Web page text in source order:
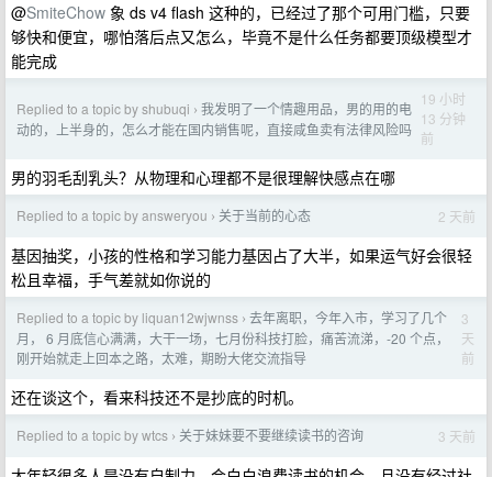
@SmiteChow 象 ds v4 flash 这种的，已经过了那个可用门槛，只要
够快和便宜，哪怕落后点又怎么，毕竟不是什么任务都要顶级模型才
能完成
Replied to a topic by shubuqi › 我发明了一个情趣用品，男的用的电
动的，上半身的，怎么才能在国内销售呢，直接咸鱼卖有法律风险吗
19 小时
13 分钟
前
男的羽毛刮乳头？从物理和心理都不是很理解快感点在哪
Replied to a topic by answeryou › 关于当前的心态 2 天前
基因抽奖，小孩的性格和学习能力基因占了大半，如果运气好会很轻
松且幸福，手气差就如你说的
Replied to a topic by liquan12wjwnss › 去年离职，今年入市，学习了几个
月， 6 月底信心满满，大干一场，七月份科技打脸，痛苦流涕，-20 个点，
刚开始就走上回本之路，太难，期盼大佬交流指导
3
天
前
还在谈这个，看来科技还不是抄底的时机。
Replied to a topic by wtcs › 关于妹妹要不要继续读书的咨询 3 天前